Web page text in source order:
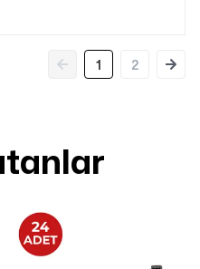
1 2
ticari elektronik ileti gönderilmesine